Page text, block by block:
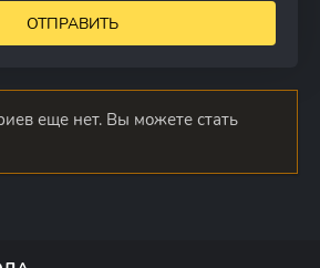
ОТПРАВИТЬ
еще нет. Вы можете стать